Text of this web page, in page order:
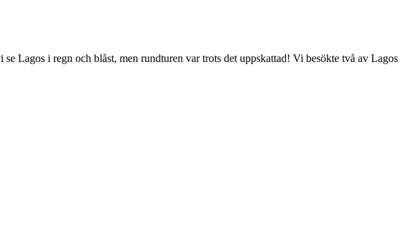
Lagos i regn och blåst, men rundturen var trots det uppskattad! Vi besökte två av Lagos